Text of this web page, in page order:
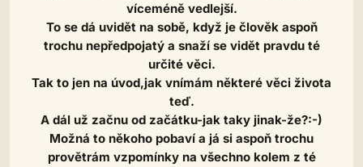
víceméně vedlejší.
To se dá uvidět na sobě, když je člověk aspoň
trochu nepředpojatý a snaží se vidět pravdu té
určité věci.
Tak to jen na úvod,jak vnímám některé věci života
teď.
A dál už začnu od začátku-jak taky jinak-že?:-)
Možná to někoho pobaví a já si aspoň trochu
provětrám vzpomínky na všechno kolem z té